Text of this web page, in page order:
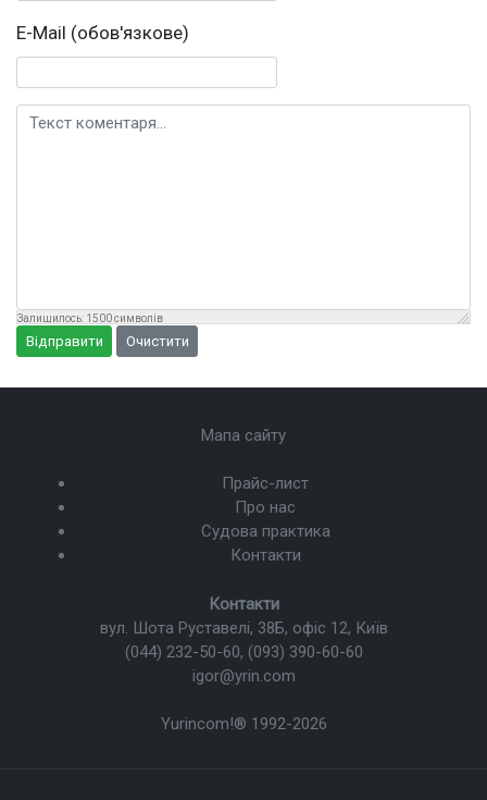
E-Mail (обов'язкове)
Текст коментаря
Залишилось: 1500символів
Відправити Очистити
Yurincom!® 1992-2026
Контакти
вул. Шота Руставелі, 38Б, офіс 12, Київ
(044) 232-50-60, (093) 390-60-60
igor@yrin.com
Прайс-лист
Про нас
Судова практика
Контакти
Мапа сайту